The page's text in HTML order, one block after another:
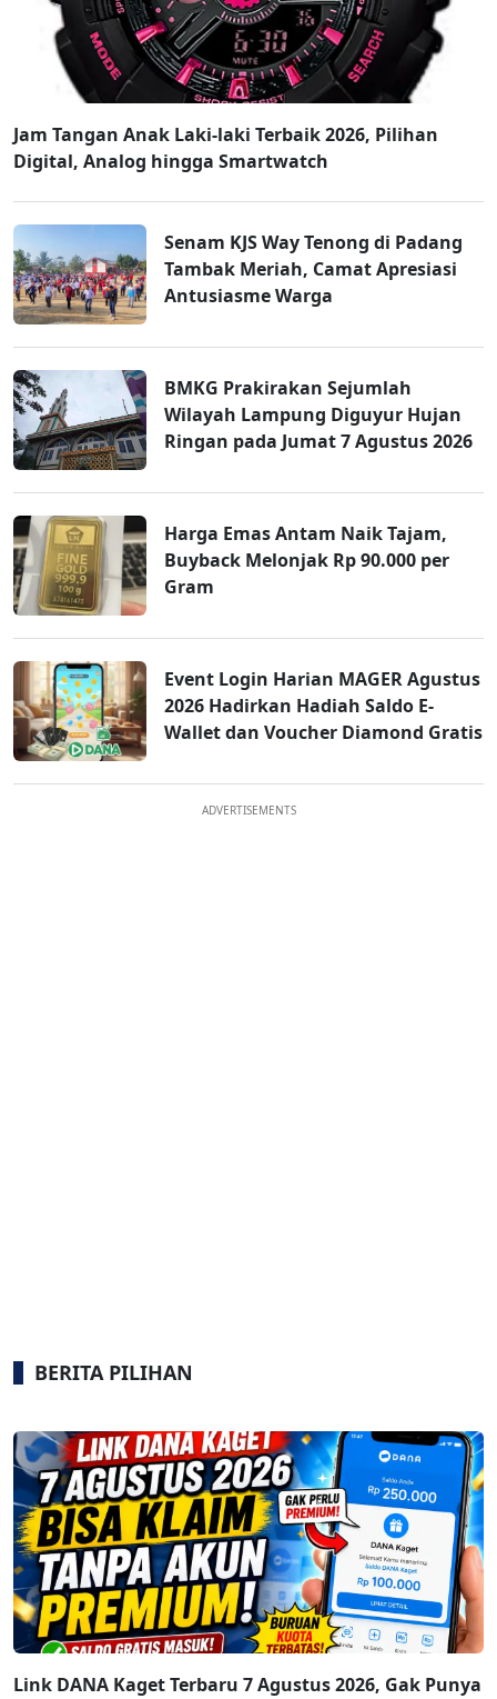
Jam Tangan Anak Laki-laki Terbaik 2026, Pilihan
Digital, Analog hingga Smartwatch
Senam KJS Way Tenong di Padang
Tambak Meriah, Camat Apresiasi
Antusiasme Warga
BMKG Prakirakan Sejumlah
Wilayah Lampung Diguyur Hujan
Ringan pada Jumat 7 Agustus 2026
Harga Emas Antam Naik Tajam,
Buyback Melonjak Rp 90.000 per
Gram
Event Login Harian MAGER Agustus
2026 Hadirkan Hadiah Saldo E-
Wallet dan Voucher Diamond Gratis
ADVERTISEMENTS
BERITA PILIHAN
Link DANA Kaget Terbaru 7 Agustus 2026, Gak Punya